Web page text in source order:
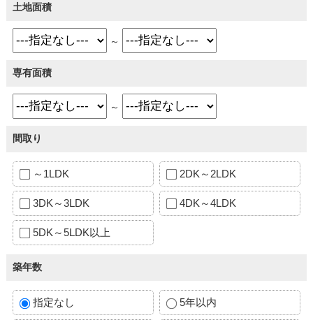
土地面積
～
専有面積
～
間取り
～1LDK 2DK～2LDK
3DK～3LDK 4DK～4LDK
5DK～5LDK以上
築年数
指定なし 5年以内